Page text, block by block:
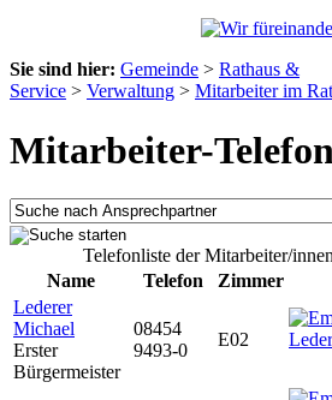
Sie sind hier: Gemeinde > Rathaus &
Service > Verwaltung > Mitarbeiter im
Mitarbeiter-
Telefonliste der Mitarbeiter/
Name
Telefon Zimmer
Lederer
Michael
Erster
Bürgermeister
08454
9493-0
E02